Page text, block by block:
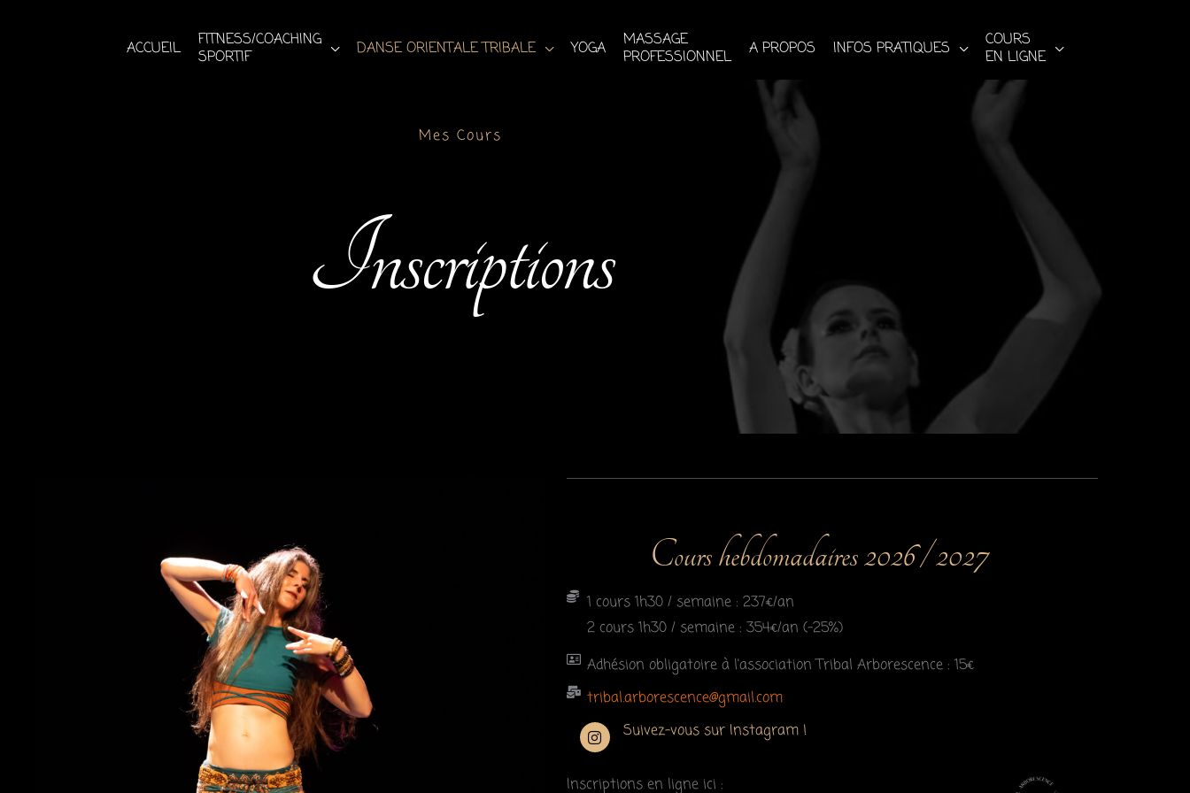
ACCUEIL
FITNESS/COACHING
SPORTIF
DANSE ORIENTALE TRIBALE YOGA
MASSAGE
PROFESSIONNEL
A PROPOS INFOS PRATIQUES
COURS
EN LIGNE
Mes Cours
Inscriptions
Cours hebdomadaires 2026 / 2027
1 cours 1h30 / semaine : 237€/an
2 cours 1h30 / semaine : 354€/an (-25%)
Adhésion obligatoire à l'association Tribal Arborescence : 15€
tribal.arborescence@gmail.com
I
n
s
t
Suivez-vous sur Instagram !
Inscriptions en ligne ici :